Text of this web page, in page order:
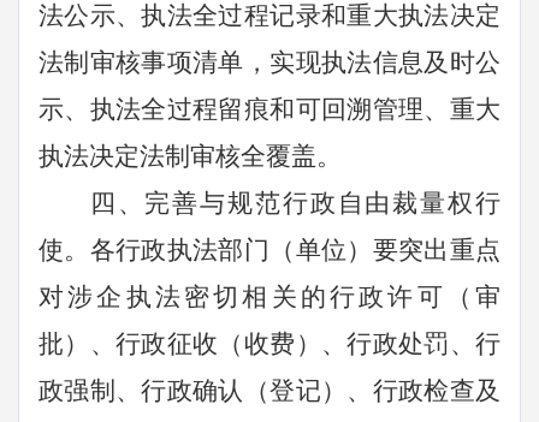
法公示、执法全过程记录和重大执法决定
法制审核事项清单，实现执法信息及时公
示、执法全过程留痕和可回溯管理、重大
执法决定法制审核全覆盖。
四、完善与规范行政自由裁量权行
使。 各行政执法部门（单位）要突出重点
对涉企执法密切相关的行政许可（审
批）、行政征收（收费）、行政处罚、行
政强制、行政确认（登记）、行政检查及